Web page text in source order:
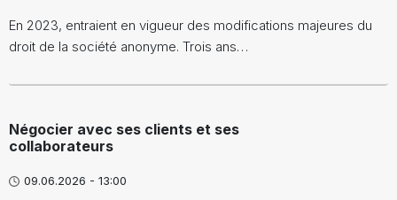
En 2023, entraient en vigueur des modifications majeures du
droit de la société anonyme. Trois ans…
Négocier avec ses clients et ses
collaborateurs
09.06.2026 - 13:00